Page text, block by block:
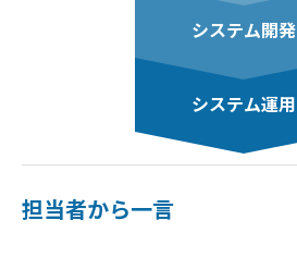
システム開発
システム運用
担当者から一言